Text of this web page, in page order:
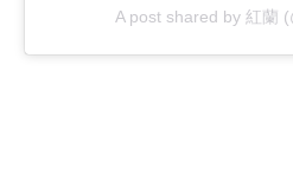
A post shared by 紅蘭